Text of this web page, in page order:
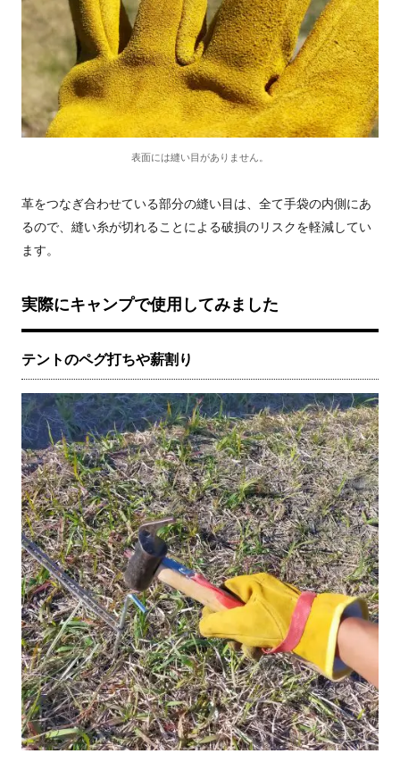
表面には縫い目がありません。
革をつなぎ合わせている部分の縫い目は、全て手袋の内側にあ
るので、縫い糸が切れることによる破損のリスクを軽減してい
ます。
実際にキャンプで使用してみました
テントのペグ打ちや薪割り